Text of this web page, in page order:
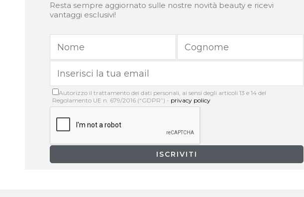
http://www.lesteticapadova.it/
Direzioni
ADHARA Estetica e Benessere di Rebecca
Via San Giuseppe 48Selvazzano Dentro PD
Resta sempre aggiornato sulle nostre novità beauty e ricevi
vantaggi esclusivi!
Autorizzo il trattamento dei dati personali, ai sensi degli articoli 13 e 14 del
Regolamento UE n. 679/2016 (“GDPR”) - privacy policy